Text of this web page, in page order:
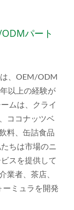
パート
は、OEM/ODM
以上の経験が
ムは、クライ
ココナッツベ
料、缶詰食品
ちは市場のニ
スを提供して
業者、茶店、
ーミュラを開発